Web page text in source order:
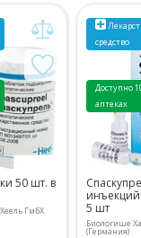
50 шт. в
ГмбХ
средство
Доступно
аптеках
5 шт
Биологише
(Германия)